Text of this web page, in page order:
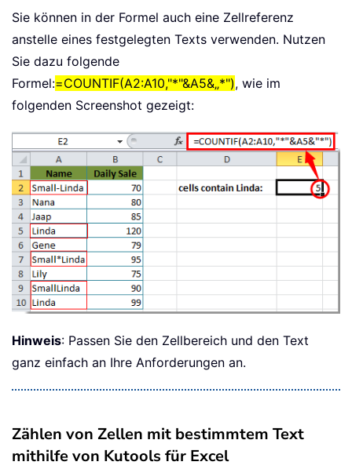
Sie können in der Formel auch eine Zellreferenz
anstelle eines festgelegten Texts verwenden. Nutzen
Sie dazu folgende
Formel:=COUNTIF(A2:A10,"*"&A5&„*"), wie im
folgenden Screenshot gezeigt:
Hinweis: Passen Sie den Zellbereich und den Text
ganz einfach an Ihre Anforderungen an.
Zählen von Zellen mit bestimmtem Text
mithilfe von Kutools für Excel